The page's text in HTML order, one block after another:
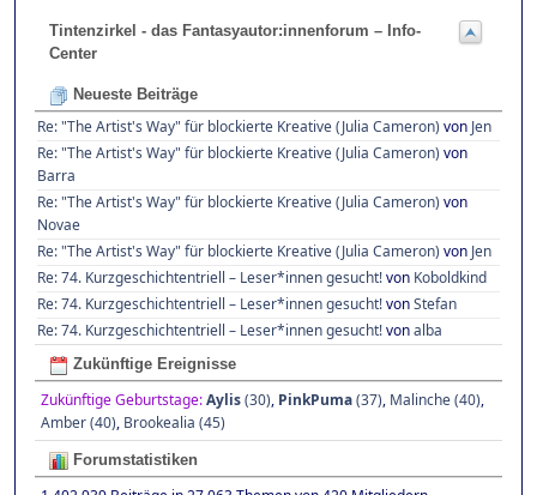
Tintenzirkel - das Fantasyautor:innenforum – Info-
Center
Neueste Beiträge
Re: "The Artist's Way" für blockierte Kreative (Julia Cameron) von Jen
Re: "The Artist's Way" für blockierte Kreative (Julia Cameron) von
Barra
Re: "The Artist's Way" für blockierte Kreative (Julia Cameron) von
Novae
Re: "The Artist's Way" für blockierte Kreative (Julia Cameron) von Jen
Re: 74. Kurzgeschichtentriell – Leser*innen gesucht!von Koboldkind
Re: 74. Kurzgeschichtentriell – Leser*innen gesucht!vonStefan
Re: 74. Kurzgeschichtentriell – Leser*innen gesucht!vonalba
Zukünftige Ereignisse
Zukünftige Geburtstage:Aylis(30), PinkPuma(37), Malinche (40),
Amber (40), Brookealia (45)
Forumstatistiken